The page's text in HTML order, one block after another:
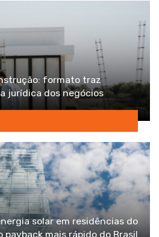
formato traz
jurídica dos negócios
solar em residências do
payback mais rápido do Brasil